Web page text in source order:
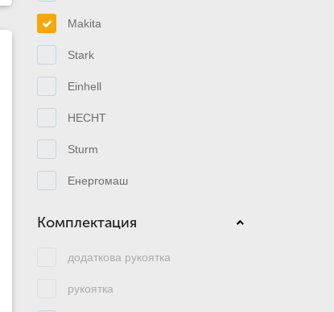
Makita
Stark
Einhell
HECHT
Sturm
Енергомаш
Комплектация
додаткова рукоятка
рукоятка